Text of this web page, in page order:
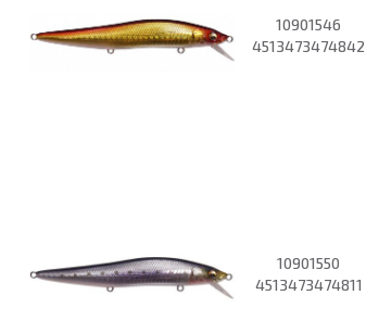
10901546
4513473474842
10901550
4513473474811